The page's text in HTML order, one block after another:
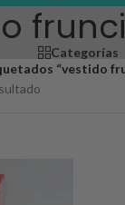
Categorías
“vestido